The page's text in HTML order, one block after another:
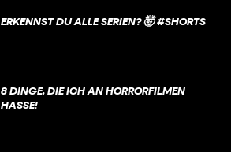
ERKENNST DU ALLE SERIEN? 🤯 #SHORTS
8 DINGE, DIE ICH AN HORRORFILMEN
HASSE!